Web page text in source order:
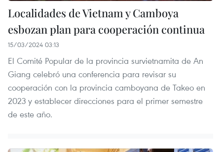
Localidades de Vietnam y Camboya
esbozan plan para cooperación continua
15/03/2024 03:13
El Comité Popular de la provincia survietnamita de An
Giang celebró una conferencia para revisar su
cooperación con la provincia camboyana de Takeo en
2023 y establecer direcciones para el primer semestre
de este año.